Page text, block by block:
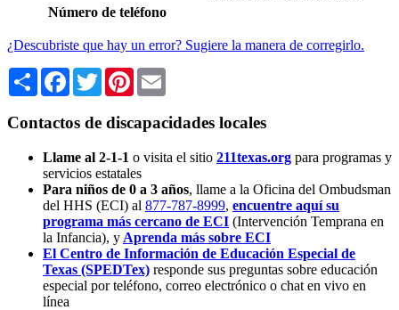
Número de teléfono
¿Descubriste que hay un error? Sugiere la manera de corregirlo.
Share Facebook
TwitterPinterest
Contactos de discapacidades locales
Llame al 2-1-1 o visita el sitio 211texas.org para programas y
servicios estatales
Para niños de 0 a 3 años, llame a la Oficina del Ombudsman
del HHS (ECI) al 877-787-8999, encuentre aquí su
programa más cercano de ECI (Intervención Temprana en
la Infancia), y Aprenda más sobre ECI
El Centro de Información de Educación Especial de
Texas (SPEDTex) responde sus preguntas sobre educación
especial por teléfono, correo electrónico o chat en vivo en
línea